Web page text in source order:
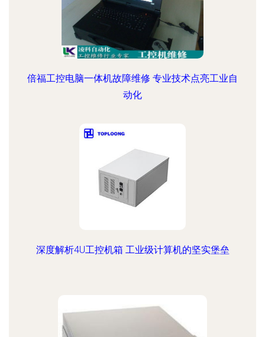
倍福工控电脑一体机故障维修 专业技术点亮工业自
动化
深度解析4U工控机箱 工业级计算机的坚实堡垒